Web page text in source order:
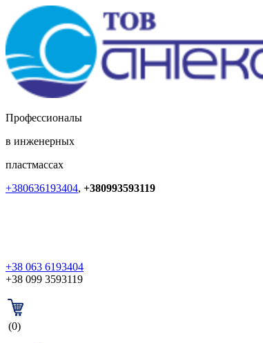
Профессионалы
в инженерных
пластмассах
+380636193404, +380993593119
+38 063 6193404
+38 099 3593119
(0)